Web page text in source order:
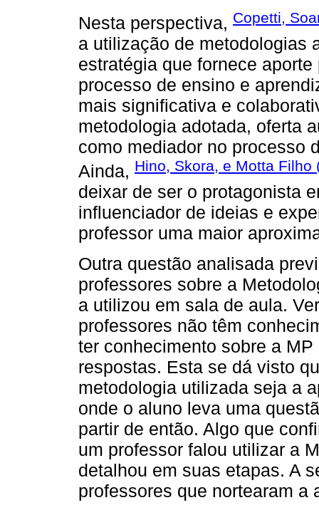
Nesta perspectiva, Copetti,
a utilização de metodologias
estratégia que fornece
processo de ensino e
mais significativa e
metodologia adotada, oferta
como mediador no processo
Ainda, Hino, Skora, e Motta Filho
deixar de ser o protagonista
influenciador de ideias e
professor uma maior
Outra questão analisada
professores sobre a
a utilizou em sala de aula.
professores não têm
ter conhecimento sobre a
respostas. Esta se dá visto
metodologia utilizada seja a
onde o aluno leva uma
partir de então. Algo que
um professor falou utilizar a
detalhou em suas etapas. A
professores que nortearam a